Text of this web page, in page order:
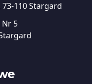
110 Stargard
Nr 5